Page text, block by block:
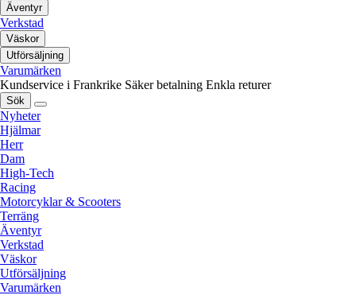
Äventyr
Verkstad
Väskor
Utförsäljning
Varumärken
Kundservice i Frankrike Säker betalning Enkla returer
Sök
Nyheter
Hjälmar
Herr
Dam
High-Tech
Racing
Motorcyklar & Scooters
Terräng
Äventyr
Verkstad
Väskor
Utförsäljning
Varumärken